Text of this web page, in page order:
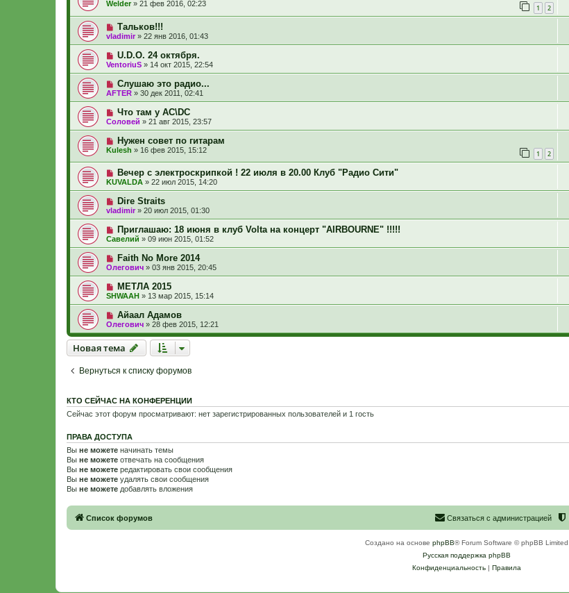
Welder» 21 фев 2016, 02:23 1 2
Тальков!!!
vladimir» 22 янв 2016, 01:43
U.D.O. 24 октября.
VentoriuS » 14 окт 2015, 22:54
Слушаю это радио...
AFTER » 30 дек 2011, 02:41
Что там у AC\DC
Соловей » 21 авг 2015, 23:57
Нужен совет по гитарам
Kulesh » 16 фев 2015, 15:12 1 2
Вечер с электроскрипкой ! 22 июля в 20.00 Клуб "Радио Сити"
KUVALDA » 22 июл 2015, 14:20
Dire Straits
vladimir» 20 июл 2015, 01:30
Приглашаю: 18 июня в клуб Volta на концерт "AIRBOURNE" !!!!!
Савелий » 09 июн 2015, 01:52
Faith No More 2014
Олегович » 03 янв 2015, 20:45
МЕТЛА 2015
SHWAAH » 13 мар 2015, 15:14
Айаал Адамов
Олегович » 28 фев 2015, 12:21
Новая тема
Новаятема
Вернуться к списку форумов
КТО СЕЙЧАС НА КОНФЕРЕНЦИИ
Сейчас этот форум просматривают: нет зарегистрированных пользователей и 1 гость
ПРАВА ДОСТУПА
Вы не можете начинать темы
Вы не можете отвечать на сообщения
Вы не можете редактировать свои сообщения
Вы не можете удалять свои сообщения
Вы не можете добавлять вложения
Список форумов
Связаться с
Связаться с администрацией
Создано на основе phpBB® Forum Software © phpBB Limited
Русская поддержка phpBB
Конфиденциальность| Правила